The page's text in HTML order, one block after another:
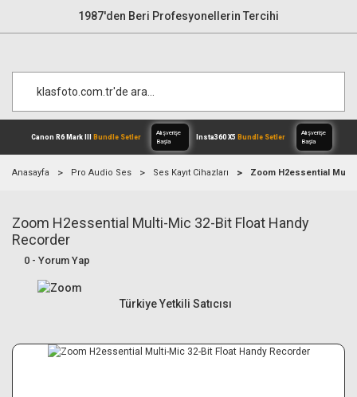
1987'den Beri Profesyonellerin Tercihi
Canon R6 Mark IIIBundle Setler
Alışverişe
Anasayfa Pro Audio Ses Ses Kayıt Cihazları Zoom H2essential
Zoom H2essential Multi-Mic 32-Bit Float Handy
Recorder
0 - Yorum Yap
Türkiye Yetkili Satıcısı